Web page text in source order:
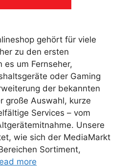
gehört für viele
zu den ersten
um Fernseher,
oder Gaming
der bekannten
große Auswahl, kurze
Services – vom
Unsere
wie sich der MediaMarkt
Sortiment,
more